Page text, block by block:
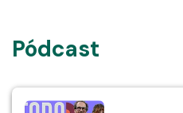
Pódcast